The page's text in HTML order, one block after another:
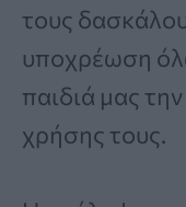
τους
υποχρέωση
παιδιά μας
χρήσης τους.